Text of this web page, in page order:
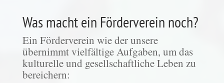
Was macht ein Förderverein noch?
Ein Förderverein wie der unsere
übernimmt vielfältige Aufgaben, um das
kulturelle und gesellschaftliche Leben zu
bereichern: